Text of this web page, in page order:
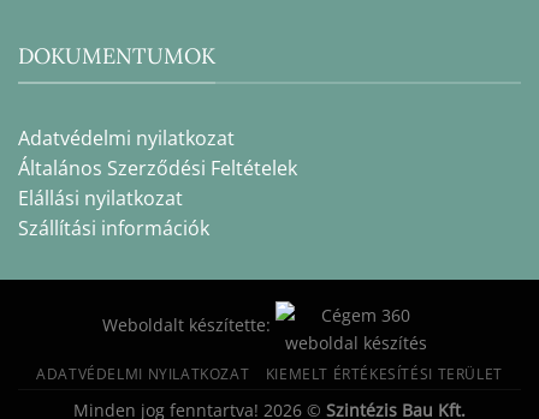
DOKUMENTUMOK
Adatvédelmi nyilatkozat
Általános Szerződési Feltételek
Elállási nyilatkozat
Szállítási információk
Weboldalt készítette:
ADATVÉDELMI NYILATKOZAT KIEMELT ÉRTÉKESÍTÉSI TERÜLET
Minden jog fenntartva! 2026 © Szintézis Bau Kft.